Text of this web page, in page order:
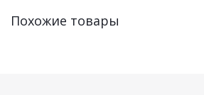
Похожие товары